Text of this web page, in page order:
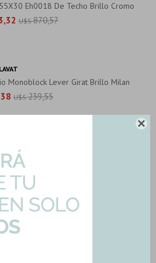

Eh0018 De Techo Brillo Cromo
U$S 870,57
Monoblock Lever Girat Brillo Milan
U$S 239,55
De Lavatorio Giratoria 27 Cms
U$S 230,90
Caño Y Tapon Plastico Blanco Para